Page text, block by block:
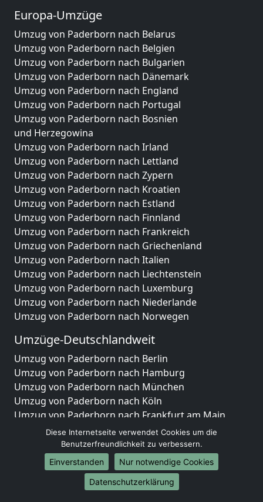
Europa-Umzüge
Umzug von Paderborn nach Belarus
Umzug von Paderborn nach Belgien
Umzug von Paderborn nach Bulgarien
Umzug von Paderborn nach Dänemark
Umzug von Paderborn nach England
Umzug von Paderborn nach Portugal
Umzug von Paderborn nach Bosnien
und Herzegowina
Umzug von Paderborn nach Irland
Umzug von Paderborn nach Lettland
Umzug von Paderborn nach Zypern
Umzug von Paderborn nach Kroatien
Umzug von Paderborn nach Estland
Umzug von Paderborn nach Finnland
Umzug von Paderborn nach Frankreich
Umzug von Paderborn nach Griechenland
Umzug von Paderborn nach Italien
Umzug von Paderborn nach Liechtenstein
Umzug von Paderborn nach Luxemburg
Umzug von Paderborn nach Niederlande
Umzug von Paderborn nach Norwegen
Umzüge-Deutschlandweit
Umzug von Paderborn nach Berlin
Umzug von Paderborn nach Hamburg
Umzug von Paderborn nach München
Umzug von Paderborn nach Köln
Umzug von Paderborn nach Frankfurt am Main
Umzug von Paderborn nach Stuttgart
Umzug von Paderborn nach Düsseldorf
Umzug von Paderborn nach Leipzig
Umzug von Paderborn nach Dortmund
Umzug von Paderborn nach Essen
Diese Internetseite verwendet Cookies um die
Benutzerfreundlichkeit zu verbessern.
Einverstanden
Nur notwendige Cookies
Datenschutzerklärung